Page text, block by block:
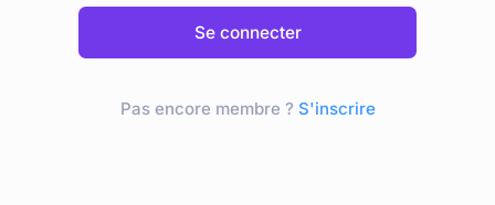
Se connecter
Pas encore membre ? S'inscrire